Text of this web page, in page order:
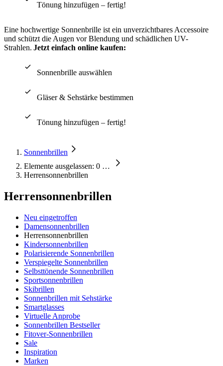
Tönung hinzufügen – fertig!
Eine hochwertige Sonnenbrille ist ein unverzichtbares Accessoire
und schützt die Augen vor Blendung und schädlichen UV-
Strahlen. Jetzt einfach online kaufen:
Sonnenbrille auswählen
Gläser & Sehstärke bestimmen
Tönung hinzufügen – fertig!
Sonnenbrillen
Elemente ausgelassen: 0 …
Herrensonnenbrillen
Herrensonnenbrillen
Neu eingetroffen
Damensonnenbrillen
Herrensonnenbrillen
Kindersonnenbrillen
Polarisierende Sonnenbrillen
Verspiegelte Sonnenbrillen
Selbsttönende Sonnenbrillen
Sportsonnenbrillen
Skibrillen
Sonnenbrillen mit Sehstärke
Smartglasses
Virtuelle Anprobe
Sonnenbrillen Bestseller
Fitover-Sonnenbrillen
Sale
Inspiration
Marken